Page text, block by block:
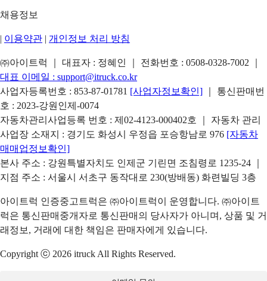
채용정보
| 이용약관 | 개인정보 처리 방침
㈜아이트럭 ｜ 대표자 : 정혜인 ｜ 전화번호 : 0508-0328-7002
대표 이메일 : support@itruck.co.kr
사업자등록번호 : 853-87-01781 [사업자정보확인]
｜ 통신판매번
호 : 2023-강원인제-0074
자동차관리사업등록 번호 : 제02-4123-000402호 ｜ 자동차 관리
사업장 소재지 : 경기도 화성시 우정읍 포승항남로 976 [자동차
매매업정보확인]
본사 주소 : 강원특별자치도 인제군 기린면 조침령로 1235-24 ｜
지점 주소 : 서울시 서초구 동작대로 230(방배동) 화련빌딩 3층
아이트럭 인증중고트럭은 ㈜아이트럭이 운영합니다. ㈜아이트
럭은 통신판매중개자로 통신판매의 당사자가 아니며, 상품 및 거
래정보, 거래에 대한 책임은 판매자에게 있습니다.
Copyright ⓒ 2026 itruck All Rights Reserved.